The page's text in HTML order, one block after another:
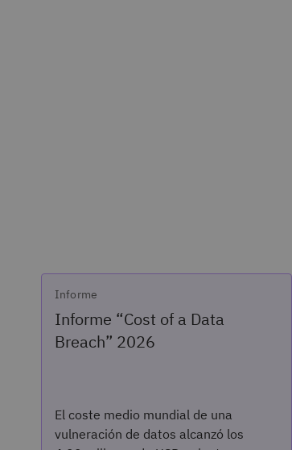
Informe
Informe “Cost of a Data
Breach” 2026
El coste medio mundial de una
vulneración de datos alcanzó los